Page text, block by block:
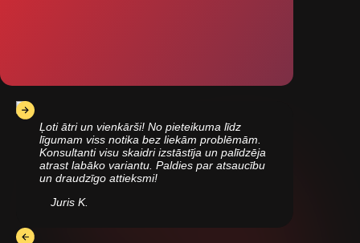
Ļoti ātri un vienkārši! No pieteikuma līdz
līgumam viss notika bez liekām problēmām.
Konsultanti visu skaidri izstāstīja un palīdzēja
atrast labāko variantu. Paldies par atsaucību
un draudzīgo attieksmi!
Juris K.